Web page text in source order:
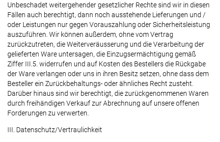
Unbeschadet weitergehender gesetzlicher Rechte sind wir in diesen
Fällen auch berechtigt, dann noch ausstehende Lieferungen und /
oder Leistungen nur gegen Vorauszahlung oder Sicherheitsleistung
auszuführen. Wir können außerdem, ohne vom Vertrag
zurückzutreten, die Weiterveräusserung und die Verarbeitung der
gelieferten Ware untersagen, die Einzugsermächtigung gemäß
Ziffer III.5. widerrufen und auf Kosten des Bestellers die Rückgabe
der Ware verlangen oder uns in ihren Besitz setzen, ohne dass dem
Besteller ein Zurückbehaltungs- oder ähnliches Recht zusteht.
Darüber hinaus sind wir berechtigt, die zurückgenommenen Waren
durch freihändigen Verkauf zur Abrechnung auf unsere offenen
Forderungen zu verwerten.
III. Datenschutz/Vertraulichkeit